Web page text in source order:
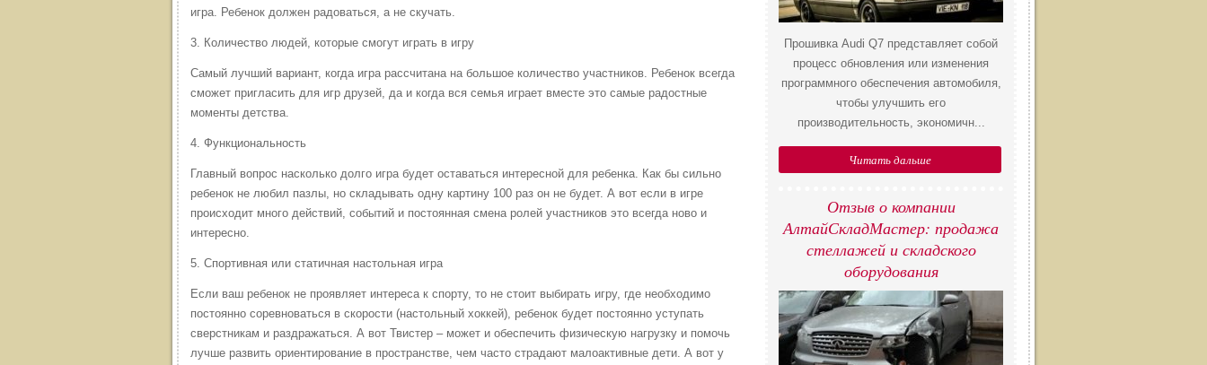
игра. Ребенок должен радоваться, а не скучать.
3. Количество людей, которые смогут играть в игру
Самый лучший вариант, когда игра рассчитана на большое количество участников. Ребенок всегда
сможет пригласить для игр друзей, да и когда вся семья играет вместе это самые радостные
моменты детства.
4. Функциональность
Главный вопрос насколько долго игра будет оставаться интересной для ребенка. Как бы сильно
ребенок не любил пазлы, но складывать одну картину 100 раз он не будет. А вот если в игре
происходит много действий, событий и постоянная смена ролей участников это всегда ново и
интересно.
5. Спортивная или статичная настольная игра
Если ваш ребенок не проявляет интереса к спорту, то не стоит выбирать игру, где необходимо
постоянно соревноваться в скорости (настольный хоккей), ребенок будет постоянно уступать
сверстникам и раздражаться. А вот Твистер – может и обеспечить физическую нагрузку и помочь
лучше развить ориентирование в пространстве, чем часто страдают малоактивные дети. А вот у
Прошивка Audi Q7 представляет собой
процесс обновления или изменения
программного обеспечения автомобиля,
чтобы улучшить его
производительность, экономичн...
Читать дальше
​Отзыв о компании
АлтайСкладМастер: продажа
стеллажей и складского
оборудования